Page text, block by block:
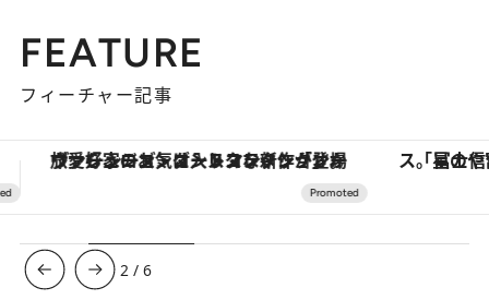
FEATURE
フィーチャー記事
「星のや富士」でデジタルデトックス。冨士信仰の歴史を辿り、心身を調える。 【夏限定ディナーコース】旬を
3 /6